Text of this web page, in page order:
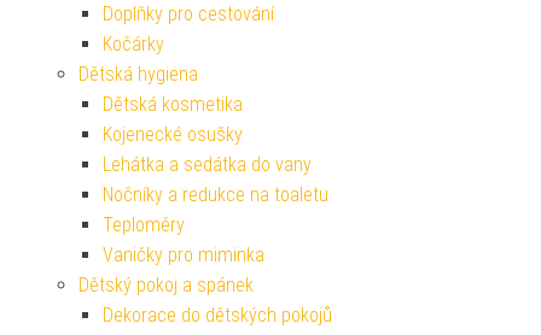
Doplňky pro cestování
Kočárky
Dětská hygiena
Dětská kosmetika
Kojenecké osušky
Lehátka a sedátka do vany
Nočníky a redukce na toaletu
Teploměry
Vaničky pro miminka
Dětský pokoj a spánek
Dekorace do dětských pokojů